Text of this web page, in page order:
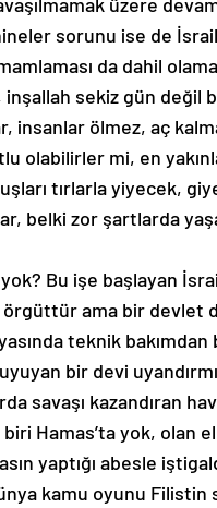
sorunu ise de
da dahil
sekiz gün değil
insanlar ölmez, aç
olabilirler mi, en
tırlarla yiyecek,
belki zor şartlarda
Bu işe başlayan
örgüttür ama bir devlet
teknik bakımdan
bir devi
savaşı kazandıran
Hamas’ta yok, olan el
yaptığı abesle
kamu oyunu